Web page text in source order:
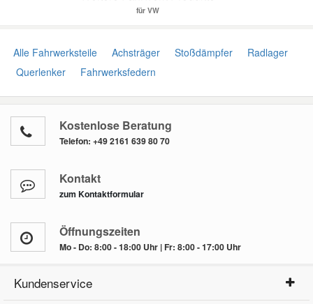
für VW
Alle Fahrwerksteile Achsträger Stoßdämpfer
Radlager
Querlenker
Fahrwerksfedern
Kostenlose Beratung
Telefon: +49 2161 639 80 70
Kontakt
zum Kontaktformular
Öffnungszeiten
Mo - Do: 8:00 - 18:00 Uhr | Fr: 8:00 - 17:00 Uhr
Kundenservice